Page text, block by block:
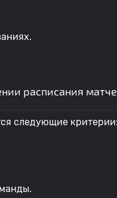
расписания
следующие критерии: